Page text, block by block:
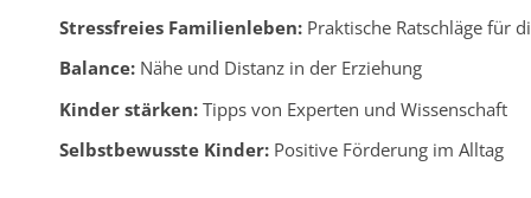
Stressfreies Familienleben:Praktische Ratschläge für
Balance:Nähe und Distanz in der Erziehung
Kinder stärken:Tipps von Experten und Wissenschaft
Selbstbewusste Kinder:Positive Förderung im Alltag